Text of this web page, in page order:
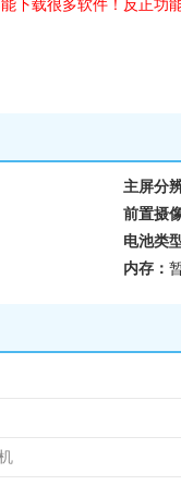
下载很多软件！反正功
主屏分
前置摄
电池类
内存：